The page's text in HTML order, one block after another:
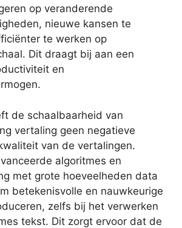
op veranderende
nieuwe kansen te
te werken op
Dit draagt bij aan een
en
de schaalbaarheid van
vertaling geen negatieve
van de vertalingen.
algoritmes en
met grote hoeveelheden data
betekenisvolle en nauwkeurige
zelfs bij het verwerken
tekst. Dit zorgt ervoor dat de